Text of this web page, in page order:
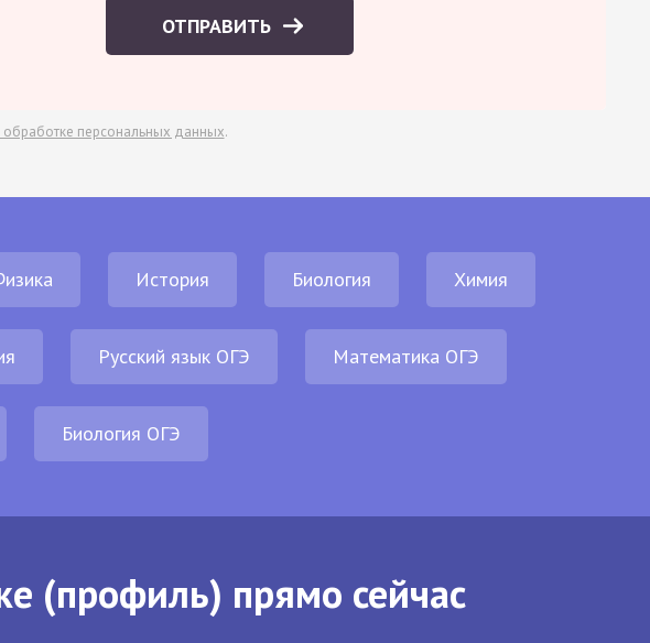
ОТПРАВИТЬ
персональных данных.
История Биология Химия
Русский язык ОГЭ Математика ОГЭ
Биология ОГЭ
(профиль) прямо сейчас